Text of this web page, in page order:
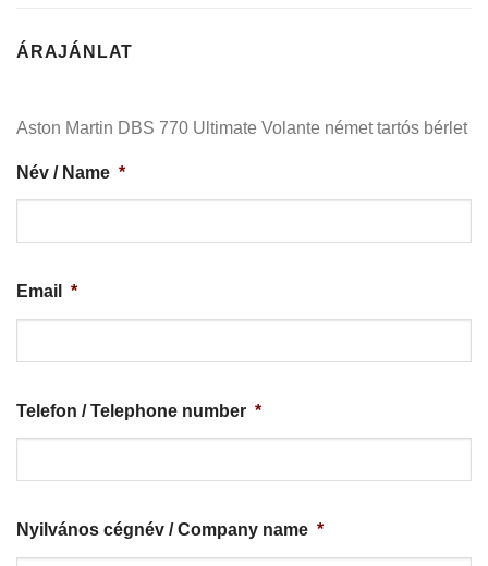
ÁRAJÁNLAT
Aston Martin DBS 770 Ultimate Volante német tartós bérlet
Név / Name *
Email *
Telefon / Telephone number *
Nyilvános cégnév / Company name *